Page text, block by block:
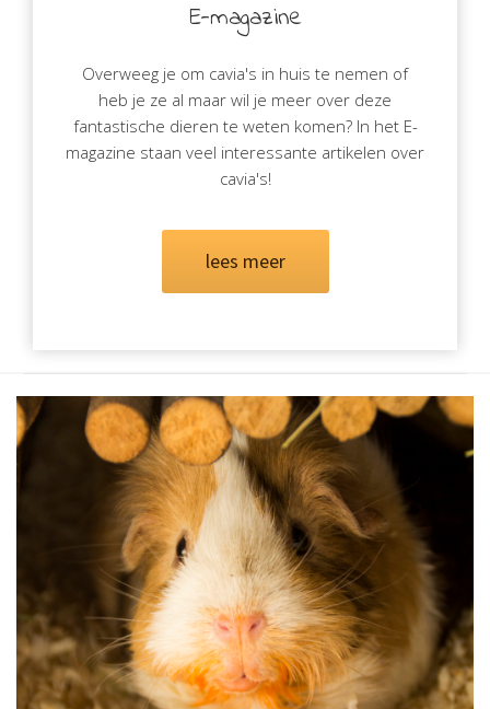
E-magazine
Overweeg je om cavia's in huis te nemen of
heb je ze al maar wil je meer over deze
fantastische dieren te weten komen? In het E-
magazine staan veel interessante artikelen over
cavia's!
lees meer